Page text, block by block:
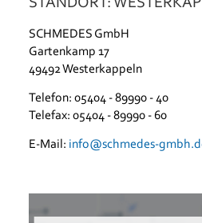
STANDORT:
SCHMEDES GmbH
Gartenkamp 17
49492 Westerkappeln
Telefon: 05404 - 89990 - 40
Telefax: 05404 - 89990 - 60
E-Mail: info@schmedes-